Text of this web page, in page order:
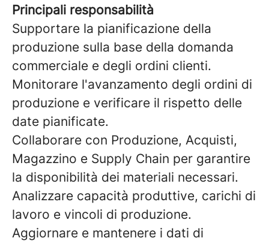
Principali responsabilità
Supportare la pianificazione della
produzione sulla base della domanda
commerciale e degli ordini clienti.
Monitorare l'avanzamento degli ordini di
produzione e verificare il rispetto delle
date pianificate.
Collaborare con Produzione, Acquisti,
Magazzino e Supply Chain per garantire
la disponibilità dei materiali necessari.
Analizzare capacità produttive, carichi di
lavoro e vincoli di produzione.
Aggiornare e mantenere i dati di